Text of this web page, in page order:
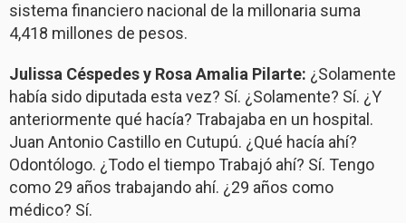
sistema financiero nacional de la millonaria suma
4,418 millones de pesos.
Julissa Céspedes y Rosa Amalia Pilarte: ¿Solamente
había sido diputada esta vez? Sí. ¿Solamente? Sí. ¿Y
anteriormente qué hacía? Trabajaba en un hospital.
Juan Antonio Castillo en Cutupú. ¿Qué hacía ahí?
Odontólogo. ¿Todo el tiempo Trabajó ahí? Sí. Tengo
como 29 años trabajando ahí. ¿29 años como
médico? Sí.